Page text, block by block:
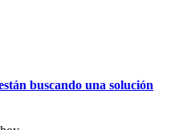
buscando una solución